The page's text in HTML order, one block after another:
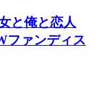
と俺と恋人
ファンディス